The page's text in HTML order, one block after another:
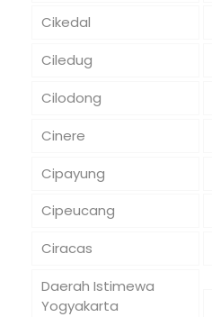
Cikedal
Ciledug
Cilodong
Cinere
Cipayung
Cipeucang
Ciracas
Daerah Istimewa
Yogyakarta